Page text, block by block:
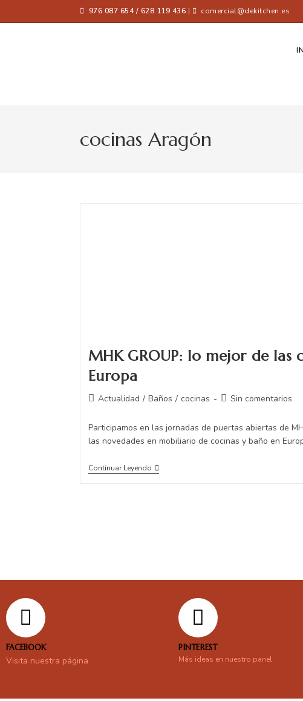
976 087 654 / 628 119 436 | comercial@dekitchen.es
cocinas Aragón
MHK GROUP: lo mejor de las
Europa
Actualidad / Baños / cocinas Sin comentarios
Participamos en las jornadas de puertas abiertas de
las novedades en mobiliario de cocinas y baño en
Continuar Leyendo
FACEBOOK
Visita nuestra página
PINTEREST
Más ideas en nuestro panel